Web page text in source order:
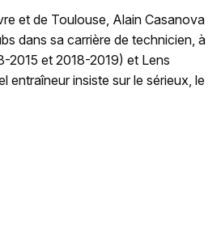
et de Toulouse, Alain Casanova
dans sa carrière de technicien, à
2015 et 2018-2019) et Lens
entraîneur insiste sur le sérieux, le